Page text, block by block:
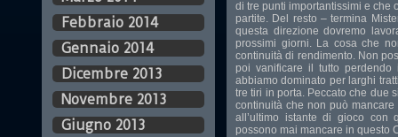
Febbraio 2014
Gennaio 2014
Dicembre 2013
Novembre 2013
Giugno 2013
di tre punti importantissimi e che
partite. Del resto – termina
questa direzione dovremo
prossimi giorni. La cosa che
continuità di rendimento. Non
poi vanificare il tutto
abbiamo dominato per larghi
tre tiri in porta. Peccato che due
continuità che non può
all’ultimo istante di gioco con
possono mai mancare in